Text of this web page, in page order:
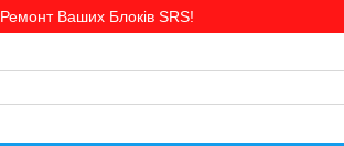
Ремонт Ваших Блоків SRS!